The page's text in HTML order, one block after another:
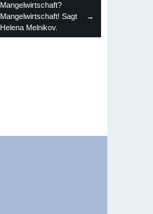
Mangelwirtschaft?
Mangelwirtschaft! Sagt
Helena Melnikov.
→